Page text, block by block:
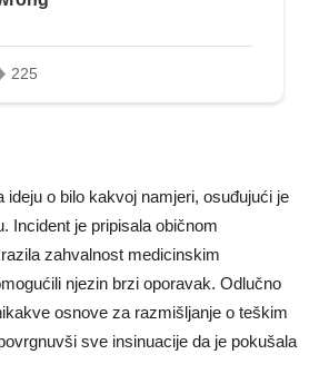
ideju o bilo kakvoj namjeri, osuđujući je
Incident je pripisala običnom
zahvalnost medicinskim
njezin brzi oporavak. Odlučno
osnove za razmišljanje o teškim
sve insinuacije da je pokušala